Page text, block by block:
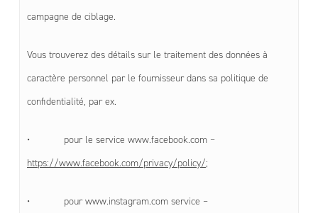
campagne de ciblage.
Vous trouverez des détails sur le traitement des données à
caractère personnel par le fournisseur dans sa politique de
confidentialité, par ex.
• pour le service www.facebook.com –
https://www.facebook.com/privacy/policy/;
• pour www.instagram.com service –